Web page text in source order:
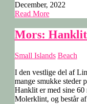
December, 2022
Read More
Mors:
Small Islands Beach
I den vestlige del af
mange smukke steder
Hanklit er med sine 60
Molerklint, og består